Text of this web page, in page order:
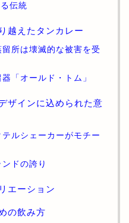
伝統
越えたタンカレー
所は壊滅的な被害を受
「オールド・トム」
ザインに込められた意
ルシェーカーがモチー
ドの誇り
エーション
の飲み方